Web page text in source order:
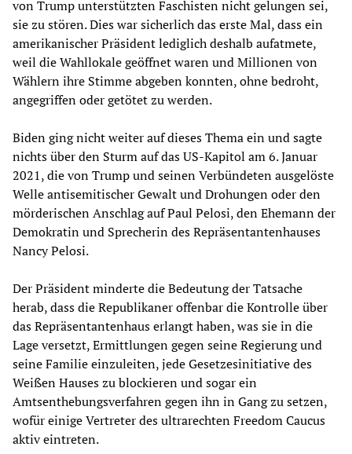
von Trump unterstützten Faschisten nicht gelungen sei,
sie zu stören. Dies war sicherlich das erste Mal, dass ein
amerikanischer Präsident lediglich deshalb aufatmete,
weil die Wahllokale geöffnet waren und Millionen von
Wählern ihre Stimme abgeben konnten, ohne bedroht,
angegriffen oder getötet zu werden.
Biden ging nicht weiter auf dieses Thema ein und sagte
nichts über den Sturm auf das US-Kapitol am 6. Januar
2021, die von Trump und seinen Verbündeten ausgelöste
Welle antisemitischer Gewalt und Drohungen oder den
mörderischen Anschlag auf Paul Pelosi, den Ehemann der
Demokratin und Sprecherin des Repräsentantenhauses
Nancy Pelosi.
Der Präsident minderte die Bedeutung der Tatsache
herab, dass die Republikaner offenbar die Kontrolle über
das Repräsentantenhaus erlangt haben, was sie in die
Lage versetzt, Ermittlungen gegen seine Regierung und
seine Familie einzuleiten, jede Gesetzesinitiative des
Weißen Hauses zu blockieren und sogar ein
Amtsenthebungsverfahren gegen ihn in Gang zu setzen,
wofür einige Vertreter des ultrarechten Freedom Caucus
aktiv eintreten.